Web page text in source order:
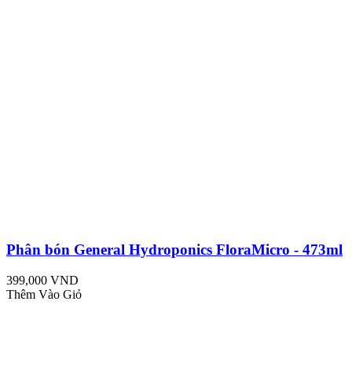
Phân bón General Hydroponics FloraMicro - 473ml
399,000 VND
Thêm Vào Giỏ